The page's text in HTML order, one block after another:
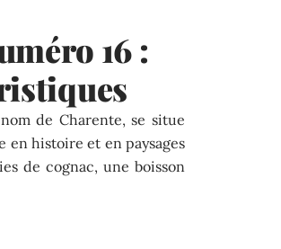
16 :
de Charente, se situe
histoire et en paysages
de cognac, une boisson